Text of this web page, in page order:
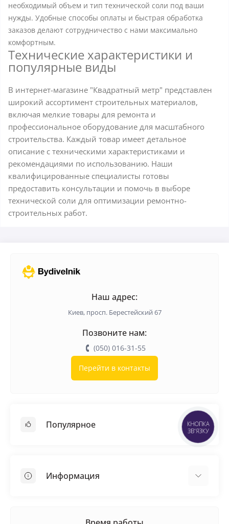
необходимый объем и тип технической соли под ваши
нужды. Удобные способы оплаты и быстрая обработка
заказов делают сотрудничество с нами максимально
комфортным.
Технические характеристики и
популярные виды
В интернет-магазине "Квадратный метр" представлен
широкий ассортимент строительных материалов,
включая мелкие товары для ремонта и
профессиональное оборудование для масштабного
строительства. Каждый товар имеет детальное
описание с техническими характеристиками и
рекомендациями по использованию. Наши
квалифицированные специалисты готовы
предоставить консультации и помочь в выборе
технической соли для оптимизации ремонтно-
строительных работ.
Наш адрес:
Киев, просп. Берестейский 67
Позвоните нам:
(050) 016-31-55
Перейти в контакты
Популярное
Самовыравнивающая смесь
Информация
КНОПКА
ЗВ'ЯЗКУ